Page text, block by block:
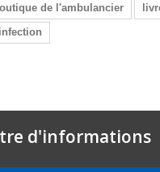
de l'ambulancier
d'informations